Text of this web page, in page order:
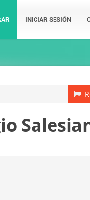
INICIAR SESIÓN